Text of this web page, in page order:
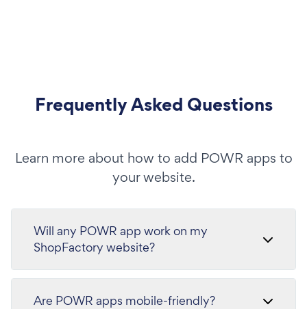
Frequently Asked Questions
Learn more about how to add POWR apps to
your website.
Will any POWR app work on my
ShopFactory website?
Are POWR apps mobile-friendly?